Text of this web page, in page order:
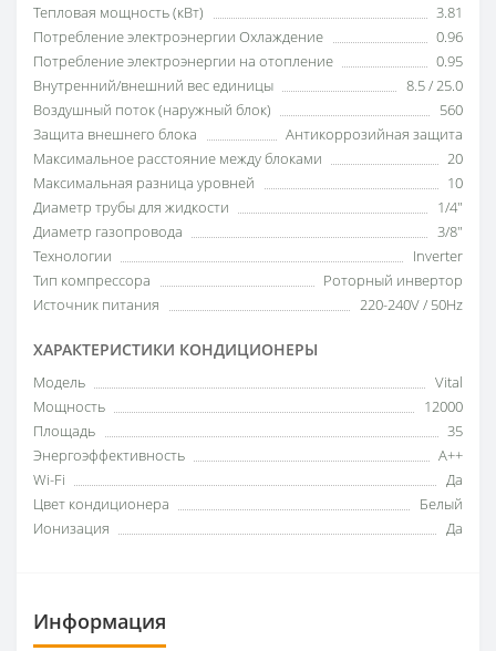
Тепловая мощность (кВт)
3.81
Потребление электроэнергии Охлаждение
0.96
Потребление электроэнергии на отопление
0.95
Внутренний/внешний вес единицы
8.5 / 25.0
Воздушный поток (наружный блок)
560
Защита внешнего блока
Антикоррозийная защита
Максимальное расстояние между блоками
20
Максимальная разница уровней
10
Диаметр трубы для жидкости
1/4"
Диаметр газопровода
3/8"
Технологии
Inverter
Тип компрессора
Роторный инвертор
Источник питания
220-240V / 50Hz
ХАРАКТЕРИСТИКИ КОНДИЦИОНЕРЫ
Модель
Vital
Мощность
12000
Площадь
35
Энергоэффективность
A++
Wi-Fi
Да
Цвет кондиционера
Белый
Ионизация
Да
Информация